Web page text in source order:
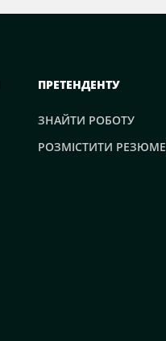
ПРЕТЕНДЕНТУ
ЗНАЙТИ РОБОТУ
РОЗМІСТИТИ РЕЗЮМЕ